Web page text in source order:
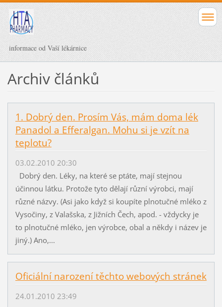
informace od Vaší lékárnice
Archiv článků
1. Dobrý den. Prosím Vás, mám doma lék
Panadol a Efferalgan. Mohu si je vzít na
teplotu?
03.02.2010 20:30
Dobrý den. Léky, na které se ptáte, mají stejnou
účinnou látku. Protože tyto dělají různí výrobci, mají
různé názvy. (Asi jako když si koupíte plnotučné mléko z
Vysočiny, z Valašska, z Jižních Čech, apod. - vždycky je
to plnotučné mléko, jen výrobce, obal a někdy i název je
jiný.) Ano,...
Oficiální narození těchto webových stránek
24.01.2010 23:49